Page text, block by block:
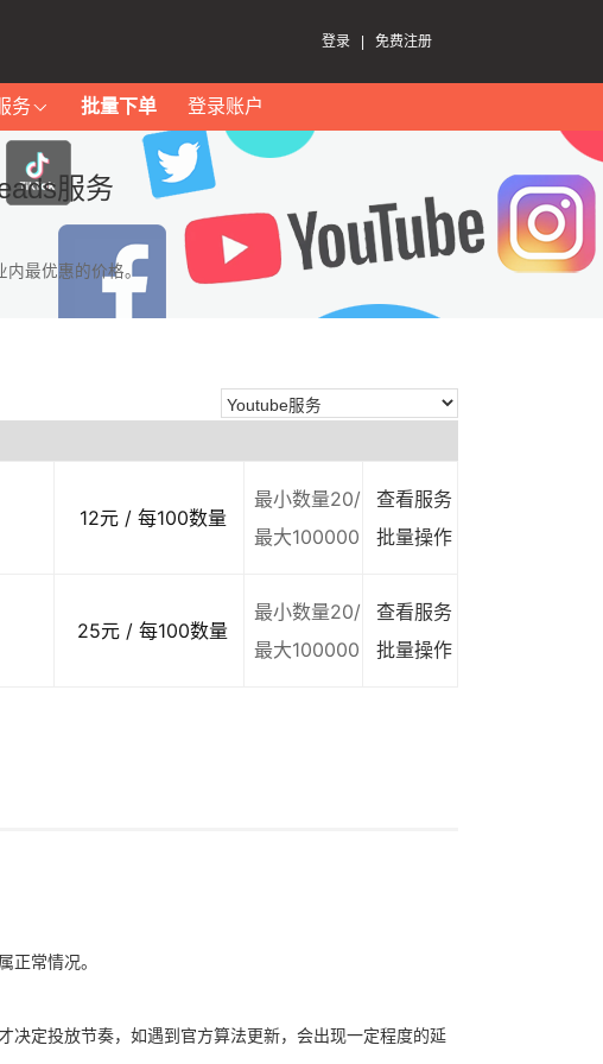
登录 免费注册
务 批量下单 登录账户
服务
最优惠的价格。
12元 / 每100数量
最小数量20/
最大100000
查看服务
批量操作
25元 / 每100数量
最小数量20/
最大100000
查看服务
批量操作
正常情况。
决定投放节奏，如遇到官方算法更新，会出现一定程度的延